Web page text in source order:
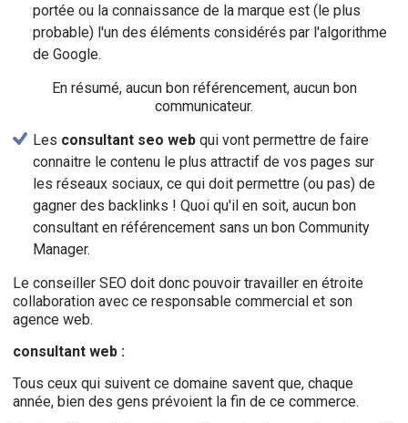
portée ou la connaissance de la marque est (le plus
probable) l'un des éléments considérés par l'algorithme
de Google.
En résumé, aucun bon référencement, aucun bon
communicateur.
Les consultant seo webqui vont permettre de faire
connaitre le contenu le plus attractif de vos pages sur
les réseaux sociaux, ce qui doit permettre (ou pas) de
gagner des backlinks ! Quoi qu'il en soit, aucun bon
consultant en référencement sans un bon Community
Manager.
Le conseiller SEO doit donc pouvoir travailler en étroite
collaboration avec ce responsable commercial et son
agence web.
consultant web :
Tous ceux qui suivent ce domaine savent que, chaque
année, bien des gens prévoient la fin de ce commerce.